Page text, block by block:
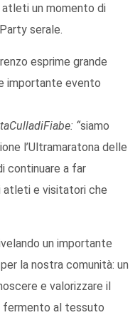
un momento di
serale.
esprime grande
importante evento
“siamo
l’Ultramaratona delle
continuare a far
atleti e visitatori che
un importante
la nostra comunità: un
e valorizzare il
fermento al tessuto